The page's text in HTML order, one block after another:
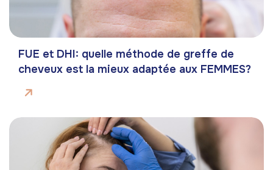
FUE et DHI: quelle méthode de greffe de
cheveux est la mieux adaptée aux FEMMES?